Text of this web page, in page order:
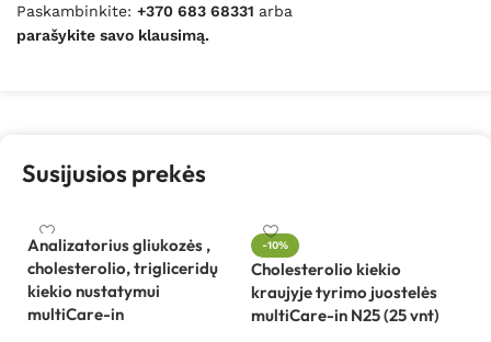
Paskambinkite: +370 683 68331 arba
parašykite savo klausimą.
Susijusios prekės
Analizatorius gliukozės ,
cholesterolio, trigliceridų
kiekio nustatymui
multiCare-in
-10%
Cholesterolio kiekio
kraujyje tyrimo juostelės
multiCare-in N25 (25 vnt)